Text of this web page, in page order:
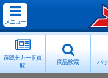
メニュー
遊戯王カード買
取
商品検索 パ